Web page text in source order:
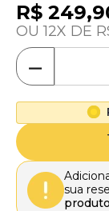
R$ 249,
12
－
sua